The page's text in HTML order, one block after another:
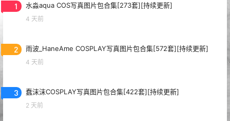
1 水淼aqua COS写真图片包合集[273套][持续更新]
4 天前
2 雨波_HaneAme COSPLAY写真图片包合集[572套][持续更新]
4 天前
3 蠢沫沫COSPLAY写真图片包合集[422套][持续更新]
2 天前